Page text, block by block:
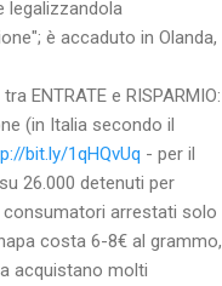
legalizzandola
è accaduto in Olanda,
ENTRATE e RISPARMIO:
(in Italia secondo il
bit.ly/1qHQvUq - per il
26.000 detenuti per
consumatori arrestati solo
costa 6-8€ al grammo,
acquistano molti